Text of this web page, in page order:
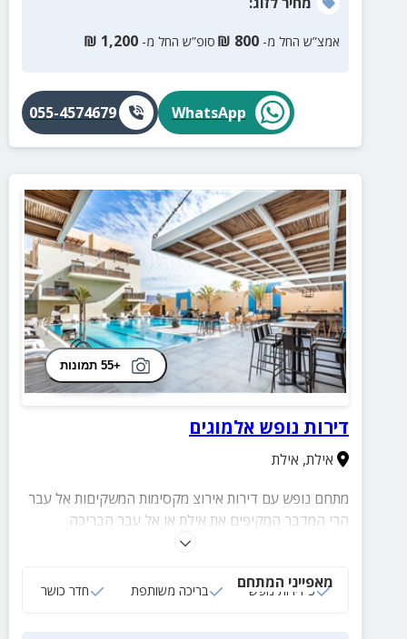
אמצ”ש החל מ- 800
₪ סופ”ש החל מ- 1,200
₪
WhatsApp
055-4574679
+55 תמונות
דירות נופש אלמוגים
אילת, אילת
מתחם נופש עם דירות אירוצ מקסימות המשקיםות אל עבר
הרי המדבר המקיפים את אילת או אל עבר הבריכה
מאפייני המתחם
3 דירות נופש בריכה משותפת חדר כושר